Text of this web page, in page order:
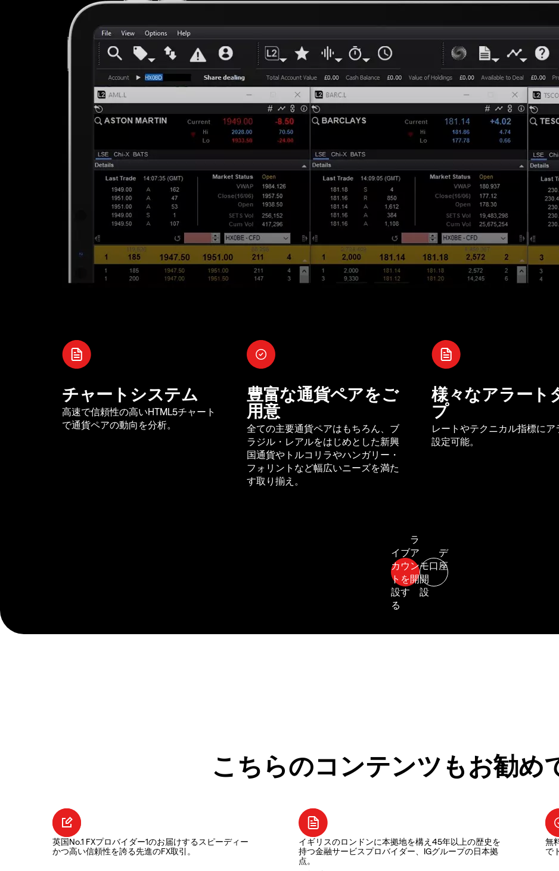
チャートシステム
高速で信頼性の高いHTML5チャート
で通貨ペアの動向を分析。
豊富な通貨ペアをご
用意
全ての主要通貨ペアはもちろん、ブ
ラジル・レアルをはじめとした新興
国通貨やトルコリラやハンガリー・
フォリントなど幅広いニーズを満た
す取り揃え。
様々なアラート
プ
レートやテクニカル指標にア
設定可能。
こちらのコンテンツもお勧め
英国No.1 FXプロバイダー1のお届けするスピーディー
かつ高い信頼性を誇る先進のFX取引。
イギリスのロンドンに本拠地を構え45年以上の歴史を
持つ金融サービスプロバイダー、IGグループの日本拠
点。
無
で